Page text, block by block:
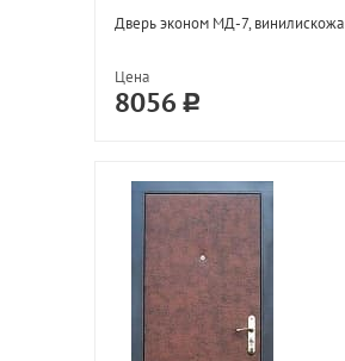
Дверь эконом МД-7, винилискожа
Цена
8056